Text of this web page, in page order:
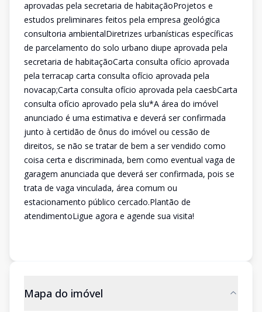
aprovadas pela secretaria de habitaçãoProjetos e
estudos preliminares feitos pela empresa geológica
consultoria ambientalDiretrizes urbanísticas específicas
de parcelamento do solo urbano diupe aprovada pela
secretaria de habitaçãoCarta consulta ofício aprovada
pela terracap carta consulta ofício aprovada pela
novacap;Carta consulta ofício aprovada pela caesbCarta
consulta ofício aprovado pela slu*A área do imóvel
anunciado é uma estimativa e deverá ser confirmada
junto à certidão de ônus do imóvel ou cessão de
direitos, se não se tratar de bem a ser vendido como
coisa certa e discriminada, bem como eventual vaga de
garagem anunciada que deverá ser confirmada, pois se
trata de vaga vinculada, área comum ou
estacionamento público cercado.Plantão de
atendimentoLigue agora e agende sua visita!
Mapa do imóvel